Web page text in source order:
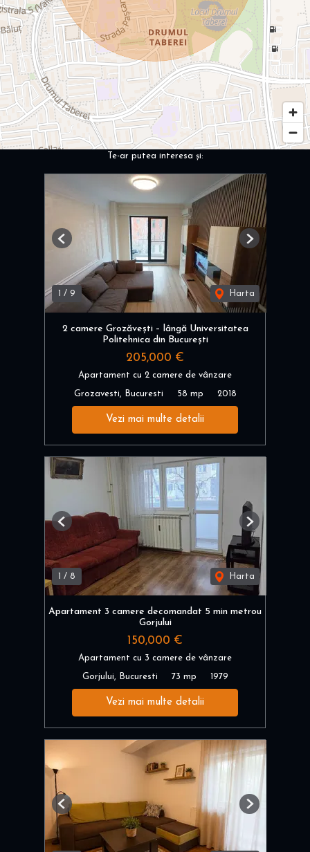
Te-ar putea interesa și:
/ 9 Harta
Previous Next
2 camere Grozăvești – lângă Universitatea
Politehnica din București
205,000 €
Apartament cu 2 camere de vânzare
Grozavesti, Bucuresti 58 mp 2018
Vezi mai multe detalii
1 / 8 Harta
Previous Next
Apartament 3 camere decomandat 5 min metrou
Gorjului
150,000 €
Apartament cu 3 camere de vânzare
Gorjului, Bucuresti 73 mp 1979
Vezi mai multe detalii
Previous Next